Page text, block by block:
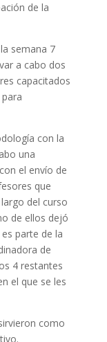
de la
semana 7
a cabo dos
capacitados
con la
una
el envío de
que
del curso
de ellos dejó
parte de la
de
4 restantes
el que se les
como